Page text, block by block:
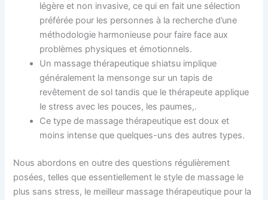
légère et non invasive, ce qui en fait une sélection
préférée pour les personnes à la recherche d’une
méthodologie harmonieuse pour faire face aux
problèmes physiques et émotionnels.
Un massage thérapeutique shiatsu implique
généralement la mensonge sur un tapis de
revêtement de sol tandis que le thérapeute applique
le stress avec les pouces, les paumes,.
Ce type de massage thérapeutique est doux et
moins intense que quelques-uns des autres types.
Nous abordons en outre des questions régulièrement
posées, telles que essentiellement le style de massage le
plus sans stress, le meilleur massage thérapeutique pour la